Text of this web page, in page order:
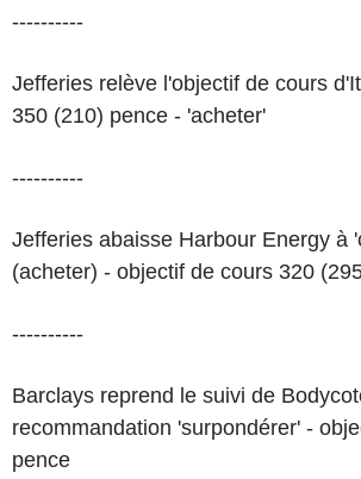
----------
Jefferies relève l'objectif de cours
350 (210) pence - 'acheter'
----------
Jefferies abaisse Harbour Energy à
(acheter) - objectif de cours 320
----------
Barclays reprend le suivi de
recommandation 'surpondérer' -
pence